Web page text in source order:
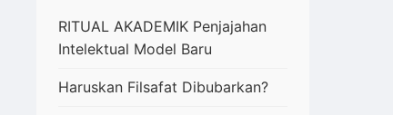
RITUAL AKADEMIK Penjajahan
Intelektual Model Baru
Haruskan Filsafat Dibubarkan?